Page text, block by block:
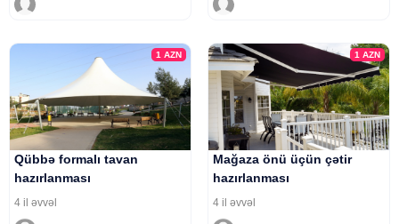
1AZN
Qübbə formalı tavan
hazırlanması
4 il əvvəl
1 AZN
Mağaza önü üçün çətir
hazırlanması
4 il əvvəl